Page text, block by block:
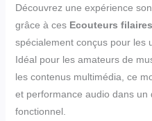
Découvrez une expérience
grâce à cesEcouteurs filaires
spécialement conçus pour les
Idéal pour les amateurs de
les contenus multimédia, ce
et performance audio dans un
fonctionnel.